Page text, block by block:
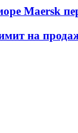
Maersk
на